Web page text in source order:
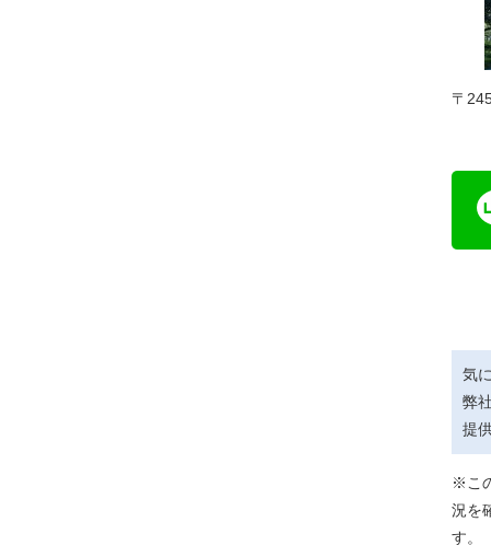
〒
気
弊
提
※こ
況を
す。